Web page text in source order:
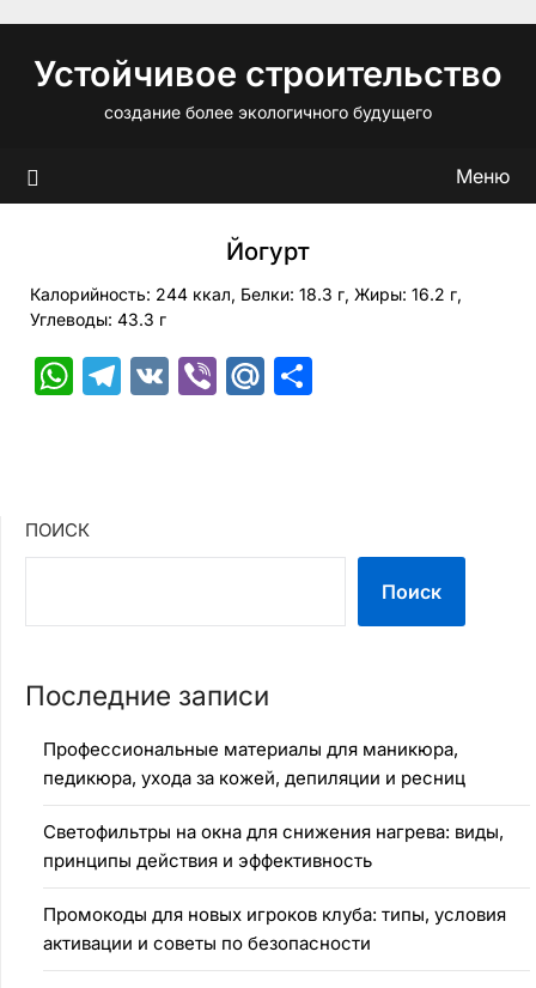
содержимому
Устойчивое строительство
создание более экологичного будущего
Меню
Йогурт
Калорийность: 244 ккал, Белки: 18.3 г, Жиры: 16.2 г,
Углеводы: 43.3 г
WhatsApp
Telegram
VK ViberMail.Ru
ПОИСК
Поиск
Последние записи
Профессиональные материалы для маникюра,
педикюра, ухода за кожей, депиляции и ресниц
Светофильтры на окна для снижения нагрева: виды,
принципы действия и эффективность
Промокоды для новых игроков клуба: типы, условия
активации и советы по безопасности